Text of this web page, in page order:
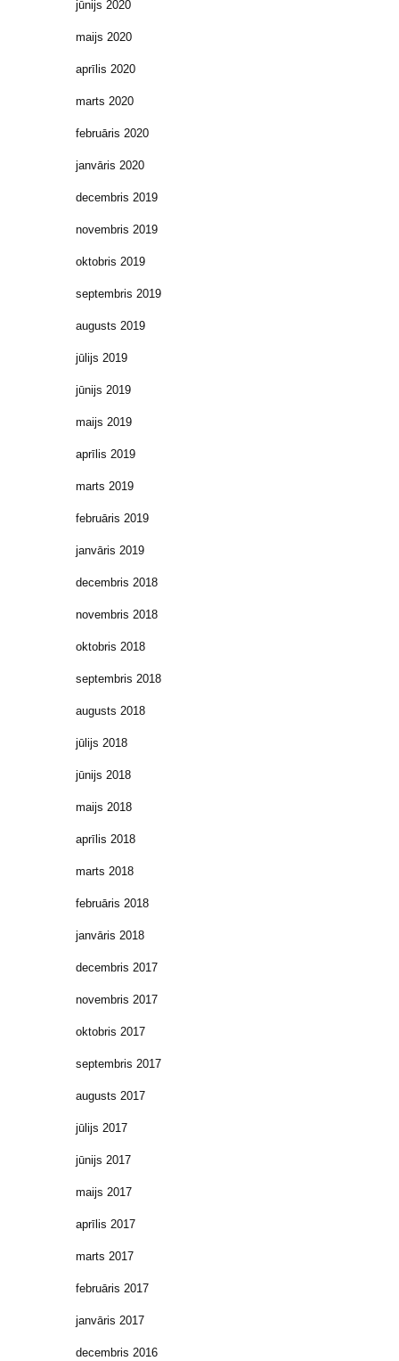
jūnijs 2020
maijs 2020
aprīlis 2020
marts 2020
februāris 2020
janvāris 2020
decembris 2019
novembris 2019
oktobris 2019
septembris 2019
augusts 2019
jūlijs 2019
jūnijs 2019
maijs 2019
aprīlis 2019
marts 2019
februāris 2019
janvāris 2019
decembris 2018
novembris 2018
oktobris 2018
septembris 2018
augusts 2018
jūlijs 2018
jūnijs 2018
maijs 2018
aprīlis 2018
marts 2018
februāris 2018
janvāris 2018
decembris 2017
novembris 2017
oktobris 2017
septembris 2017
augusts 2017
jūlijs 2017
jūnijs 2017
maijs 2017
aprīlis 2017
marts 2017
februāris 2017
janvāris 2017
decembris 2016